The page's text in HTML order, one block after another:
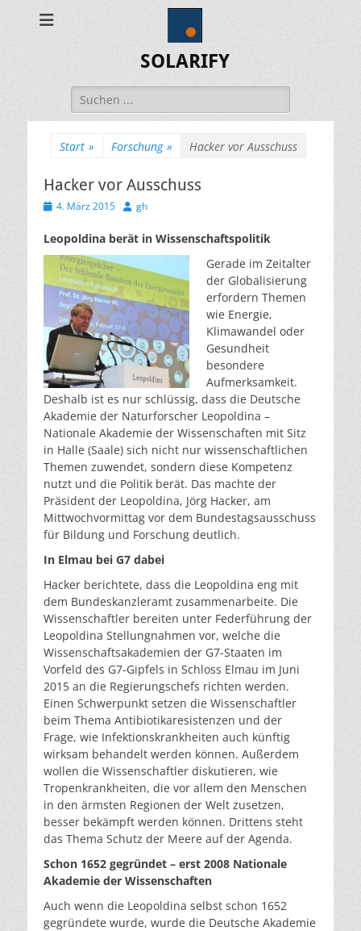
SOLARIFY
Suchen
nach:
Start » Forschung » Hacker vor Ausschuss
Hacker vor Ausschuss
Veröffentlicht
4. März 2015 Autor
gh
Leopoldina berät in Wissenschaftspolitik
Gerade im Zeitalter
der Globalisierung
erfordern Themen
wie Energie,
Klimawandel oder
Gesundheit
besondere
Aufmerksamkeit.
Deshalb ist es nur schlüssig, dass die Deutsche
Akademie der Naturforscher Leopoldina –
Nationale Akademie der Wissenschaften mit Sitz
in Halle (Saale) sich nicht nur wissenschaftlichen
Themen zuwendet, sondern diese Kompetenz
nutzt und die Politik berät. Das machte der
Präsident der Leopoldina, Jörg Hacker, am
Mittwochvormittag vor dem Bundestagsausschuss
für Bildung und Forschung deutlich.
In Elmau bei G7 dabei
Hacker berichtete, dass die Leopoldina eng mit
dem Bundeskanzleramt zusammenarbeite. Die
Wissenschaftler bereiten unter Federführung der
Leopoldina Stellungnahmen vor, welche die
Wissenschaftsakademien der G7-Staaten im
Vorfeld des G7-Gipfels in Schloss Elmau im Juni
2015 an die Regierungschefs richten werden.
Einen Schwerpunkt setzen die Wissenschaftler
beim Thema Antibiotikaresistenzen und der
Frage, wie Infektionskrankheiten auch künftig
wirksam behandelt werden können. Außerdem
wollen die Wissenschaftler diskutieren, wie
Tropenkrankheiten, die vor allem den Menschen
in den ärmsten Regionen der Welt zusetzen,
besser bekämpft werden können. Drittens steht
das Thema Schutz der Meere auf der Agenda.
Schon 1652 gegründet – erst 2008 Nationale
Akademie der Wissenschaften
Auch wenn die Leopoldina selbst schon 1652
gegründete wurde, wurde die Deutsche Akademie